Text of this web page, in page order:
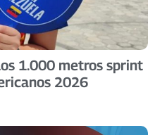
1.000 metros sprint
2026